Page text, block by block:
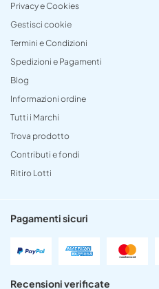
Privacy e Cookies
Gestisci cookie
Termini e Condizioni
Spedizioni e Pagamenti
Blog
Informazioni ordine
Tutti i Marchi
Trova prodotto
Contributi e fondi
Ritiro Lotti
Pagamenti sicuri
Recensioni verificate